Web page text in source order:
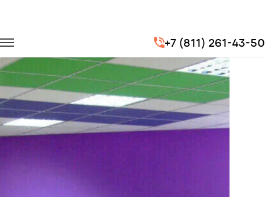
+7 (811) 261-43-50
Перевозка сотрудников
Перевозка сотрудников для компании МегаФон